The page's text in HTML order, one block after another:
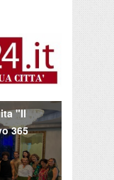
"Il
365